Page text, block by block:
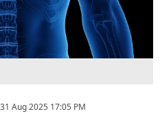
31 Aug 2025 17:05 PM